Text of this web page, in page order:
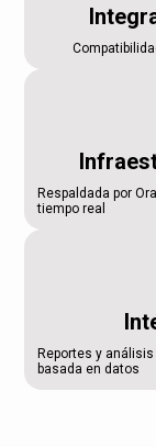
Respaldada por
tiempo real
Reportes y
basada en datos